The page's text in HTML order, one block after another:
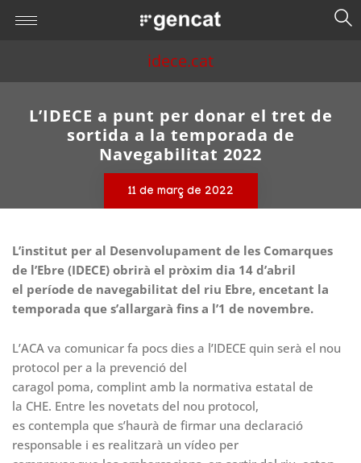
idece.cat
L’IDECE a punt per donar el tret de
sortida a la temporada de
Navegabilitat 2022
11 de març de 2022
L’institut per al Desenvolupament de les Comarques
de l’Ebre (IDECE) obrirà el pròxim dia 14 d’abril
el període de navegabilitat del riu Ebre, encetant la
temporada que s’allargarà fins a l’1 de novembre.
L’ACA va comunicar fa pocs dies a l’IDECE quin serà el nou
protocol per a la prevenció del
caragol poma, complint amb la normativa estatal de
la CHE. Entre les novetats del nou protocol,
es contempla que s’haurà de firmar una declaració
responsable i es realitzarà un vídeo per